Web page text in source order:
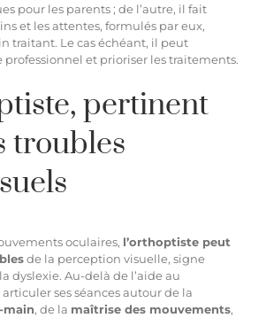
pour les parents ; de l’autre, il fait
et les attentes, formulés par eux,
traitant. Le cas échéant, il peut
et prioriser les traitements.
pertinent
troubles
oculaires, l’orthoptiste peut
de la perception visuelle, signe
dyslexie. Au-delà de l’aide au
ses séances autour de la
, de la maîtrise des mouvements,